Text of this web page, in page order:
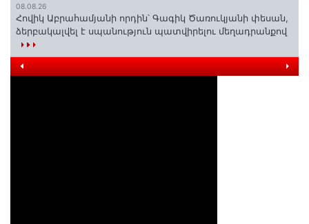
08.08.26
Հովիկ Աբրահամյանի որդին՝ Գագիկ Ծառուկյանի փեսան,
ձերբակալվել է սպանություն պատվիրելու մեղադրանքով